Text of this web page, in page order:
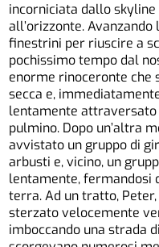
incorniciata dallo
all’orizzonte.
finestrini per riuscire a
pochissimo tempo dal
enorme rinoceronte che
secca e,
lentamente
pulmino. Dopo un’altra
avvistato un gruppo di
arbusti e, vicino, un
lentamente, fermandosi
terra. Ad un tratto,
sterzato velocemente
imboccando una strada